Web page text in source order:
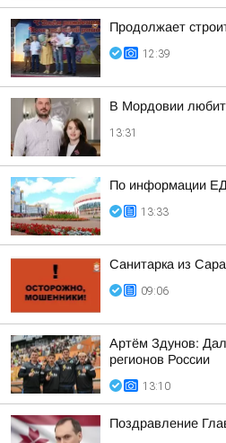
Продолжает
12:39
В Мордовии
13:31
По информации
13:33
Санитарка из
09:06
Артём Здунов:
регионов России
13:10
Поздравление